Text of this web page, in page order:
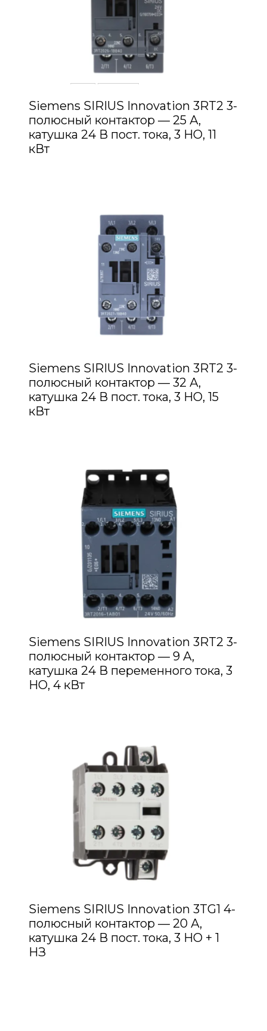
Siemens SIRIUS Innovation 3RT2 3-
полюсный контактор — 25 А,
катушка 24 В пост. тока, 3 НО, 11
кВт
Siemens SIRIUS Innovation 3RT2 3-
полюсный контактор — 32 А,
катушка 24 В пост. тока, 3 НО, 15
кВт
Siemens SIRIUS Innovation 3RT2 3-
полюсный контактор — 9 А,
катушка 24 В переменного тока, 3
НО, 4 кВт
Siemens SIRIUS Innovation 3TG1 4-
полюсный контактор — 20 А,
катушка 24 В пост. тока, 3 НО + 1
НЗ